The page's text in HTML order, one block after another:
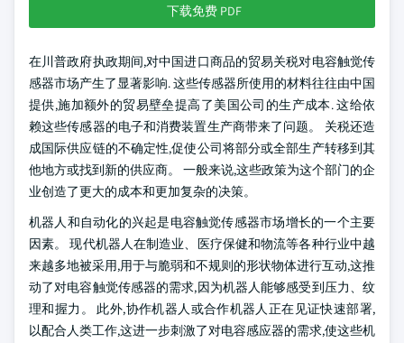
下载免费 PDF
在川普政府执政期间,对中国进口商品的贸易关税对电容触觉传
感器市场产生了显著影响. 这些传感器所使用的材料往往由中国
提供,施加额外的贸易壁垒提高了美国公司的生产成本. 这给依
赖这些传感器的电子和消费装置生产商带来了问题。 关税还造
成国际供应链的不确定性,促使公司将部分或全部生产转移到其
他地方或找到新的供应商。 一般来说,这些政策为这个部门的企
业创造了更大的成本和更加复杂的决策。
机器人和自动化的兴起是电容触觉传感器市场增长的一个主要
因素。 现代机器人在制造业、医疗保健和物流等各种行业中越
来越多地被采用,用于与脆弱和不规则的形状物体进行互动,这推
动了对电容触觉传感器的需求,因为机器人能够感受到压力、纹
理和握力。 此外,协作机器人或合作机器人正在见证快速部署,
以配合人类工作,这进一步刺激了对电容感应器的需求,使这些机